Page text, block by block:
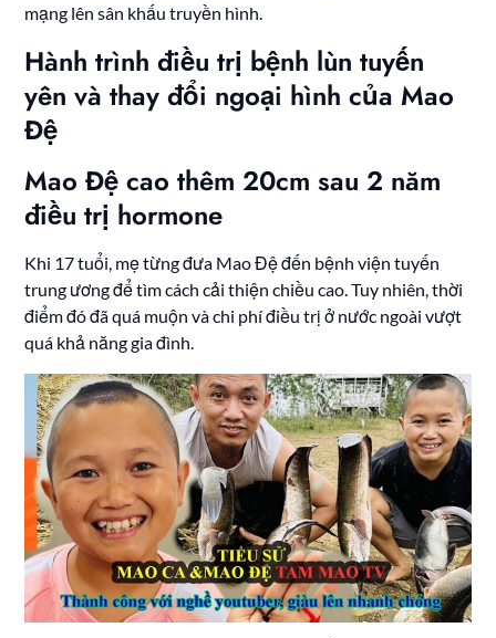
mạng lên sân khấu truyền hình.
Hành trình điều trị bệnh lùn tuyến
yên và thay đổi ngoại hình của Mao
Đệ
Mao Đệ cao thêm 20cm sau 2 năm
điều trị hormone
Khi 17 tuổi, mẹ từng đưa Mao Đệ đến bệnh viện tuyến
trung ương để tìm cách cải thiện chiều cao. Tuy nhiên, thời
điểm đó đã quá muộn và chi phí điều trị ở nước ngoài vượt
quá khả năng gia đình.